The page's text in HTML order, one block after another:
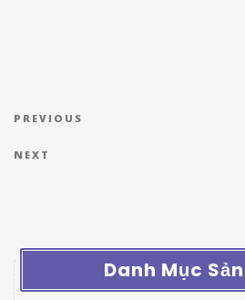
Điều hướng bài
Previous Post
PREVIOUS
Next Post
NEXT
Danh Mục